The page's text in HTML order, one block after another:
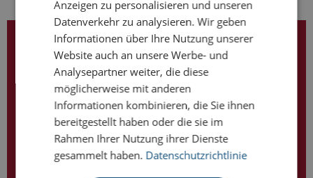
LIZENZPARTNER VON
Anzeigen zu personalisieren und unseren
Datenverkehr zu analysieren. Wir geben
Informationen über Ihre Nutzung unserer
Website auch an unsere Werbe- und
Analysepartner weiter, die diese
möglicherweise mit anderen
Informationen kombinieren, die Sie ihnen
bereitgestellt haben oder die sie im
Rahmen Ihrer Nutzung ihrer Dienste
gesammelt haben. Datenschutzrichtlinie